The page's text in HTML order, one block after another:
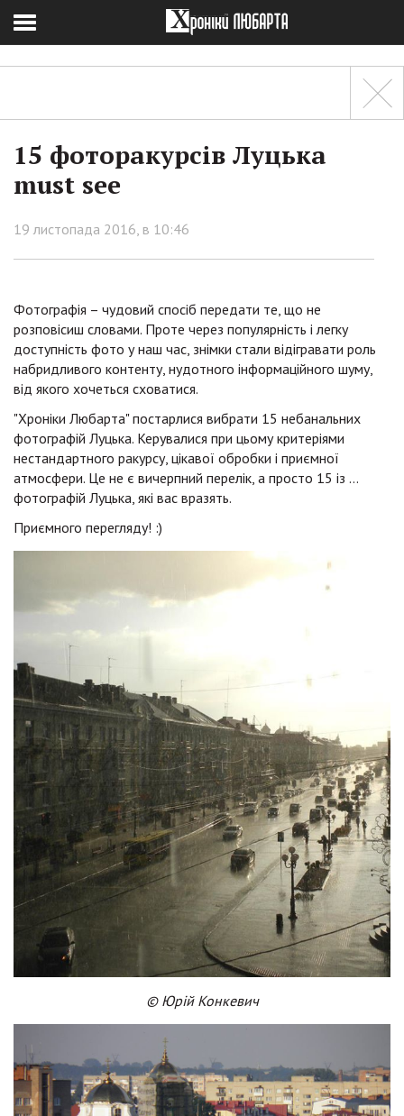
15 фоторакурсів Луцька
must see
19 листопада 2016, в 10:46
Фотографія – чудовий спосіб передати те, що не
розповісиш словами. Проте через популярність і легку
доступність фото у наш час, знімки стали відігравати роль
набридливого контенту, нудотного інформаційного шуму,
від якого хочеться сховатися.
"Хроніки Любарта" постарлися вибрати 15 небанальних
фотографій Луцька. Керувалися при цьому критеріями
нестандартного ракурсу, цікавої обробки і приємної
атмосфери. Це не є вичерпний перелік, а просто 15 із ...
фотографій Луцька, які вас вразять.
Приємного перегляду! :)
© Юрій Конкевич